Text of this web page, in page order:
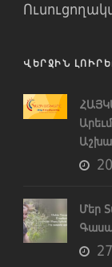
ՎԵՐՋԻՆ
Մեր